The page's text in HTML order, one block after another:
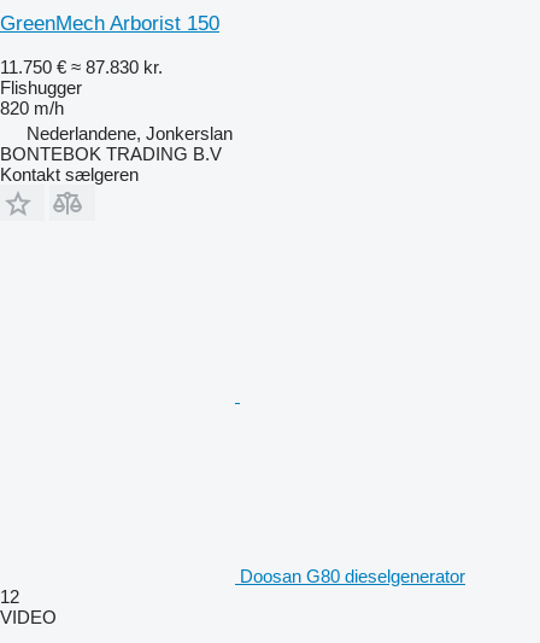
GreenMech Arborist 150
11.750 € ≈ 87.830 kr.
Flishugger
820 m/h
Nederlandene, Jonkerslan
BONTEBOK TRADING B.V
Kontakt sælgeren
Doosan G80 dieselgenerator
12
VIDEO